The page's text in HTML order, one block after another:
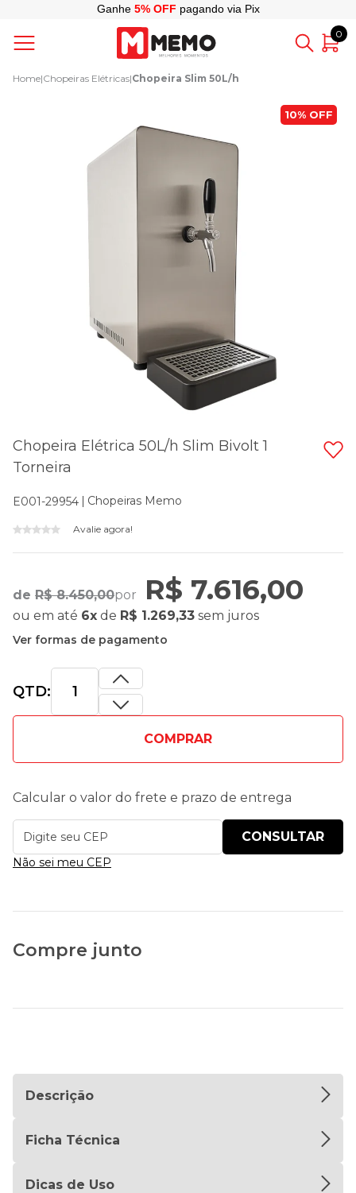
Ganhe 5% OFF pagando via Pix
0
Home|Chopeiras Elétricas|Chopeira Slim 50L/h
10%
Chopeira Elétrica 50L/h Slim Bivolt 1
Torneira
E001-29954 Chopeiras Memo
Avalie agora!
de R$ 8.450,00por R$ 7.616,00
ou em até 6x de R$ 1.269,33 sem juros
Ver formas de pagamento
QTD:
COMPRAR
Calcular o valor do frete e prazo de entrega
Não sei meu CEP
Compre junto
Descrição
Ficha Técnica
Dicas de Uso